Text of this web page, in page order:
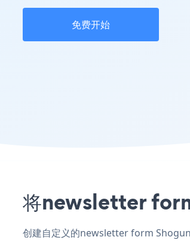
免费开始
将newsletter
创建自定义的newsletter form